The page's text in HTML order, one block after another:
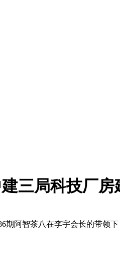
三局科技厂
期阿智茶八在李宇会长的带领